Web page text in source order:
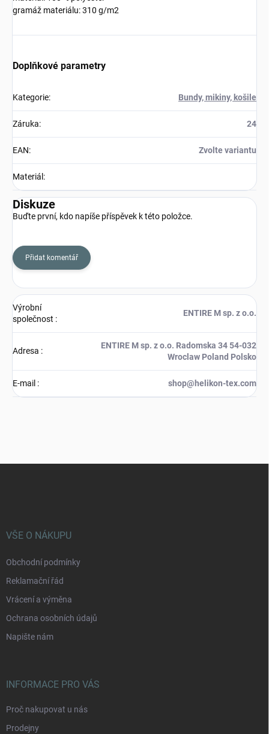
gramáž materiálu: 310 g/m2
Doplňkové parametry
Kategorie: Bundy, mikiny, košile
Záruka: 24
EAN: Zvolte variantu
Materiál :
Diskuze
Buďte první, kdo napíše příspěvek k této položce.
Přidat komentář
Výrobní
společnost :
ENTIRE M sp. z o.o.
Adresa :
ENTIRE M sp. z o.o. Radomska 34 54-032
Wroclaw Poland Polsko
E-mail : shop@helikon-tex.com
VŠE O NÁKUPU
Obchodní podmínky
Reklamační řád
Vrácení a výměna
Ochrana osobních údajů
Napište nám
INFORMACE PRO VÁS
Proč nakupovat u nás
Prodejny